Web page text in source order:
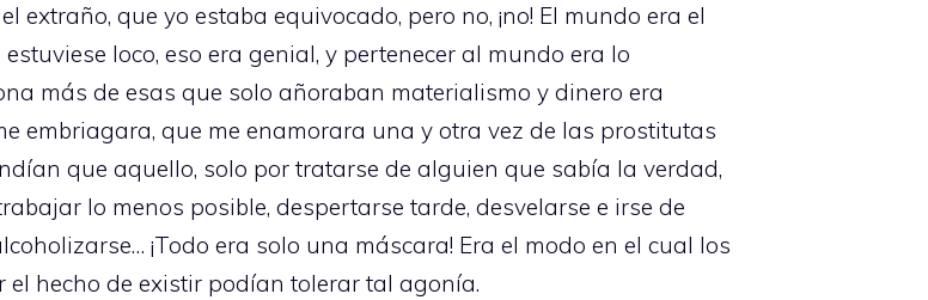
que yo estaba equivocado, pero no, ¡no! El mundo era el
loco, eso era genial, y pertenecer al mundo era lo
más de esas que solo añoraban materialismo y dinero era
embriagara, que me enamorara una y otra vez de las prostitutas
que aquello, solo por tratarse de alguien que sabía la verdad,
lo menos posible, despertarse tarde, desvelarse e irse de
¡Todo era solo una máscara! Era el modo en el cual los
hecho de existir podían tolerar tal agonía.